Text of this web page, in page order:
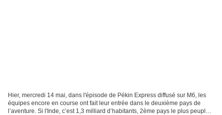
Hier, mercredi 14 mai, dans l'épisode de Pékin Express diffusé sur M6, les
équipes encore en course ont fait leur entrée dans le deuxième pays de
l’aventure. Si l'Inde, c’est 1,3 milliard d’habitants, 2ème pays le plus peuplé